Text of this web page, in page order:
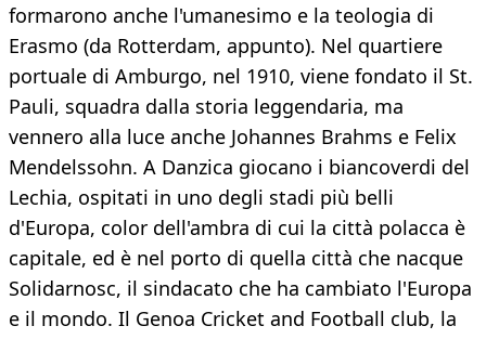
formarono anche l'umanesimo e la teologia di
Erasmo (da Rotterdam, appunto). Nel quartiere
portuale di Amburgo, nel 1910, viene fondato il St.
Pauli, squadra dalla storia leggendaria, ma
vennero alla luce anche Johannes Brahms e Felix
Mendelssohn. A Danzica giocano i biancoverdi del
Lechia, ospitati in uno degli stadi più belli
d'Europa, color dell'ambra di cui la città polacca è
capitale, ed è nel porto di quella città che nacque
Solidarnosc, il sindacato che ha cambiato l'Europa
e il mondo. Il Genoa Cricket and Football club, la